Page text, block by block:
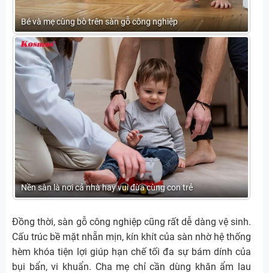
Bé và mẹ cùng bò trên sàn gỗ công nghiệp
Nền sàn là nơi cả nhà hay vui đùa cùng con trẻ
Đồng thời, sàn gỗ công nghiệp cũng rất dễ dàng vệ sinh.
Cấu trúc bề mặt nhẵn mịn, kín khít của sàn nhờ hệ thống
hèm khóa tiện lợi giúp hạn chế tối đa sự bám dính của
bụi bẩn, vi khuẩn. Cha mẹ chỉ cần dùng khăn ẩm lau